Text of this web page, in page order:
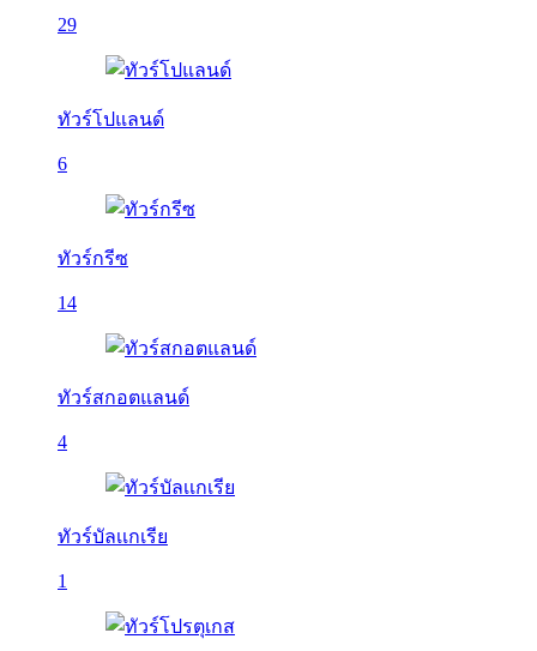
29
ทัวร์โปแลนด์
6
ทัวร์กรีซ
14
ทัวร์สกอตแลนด์
4
ทัวร์บัลเเกเรีย
1